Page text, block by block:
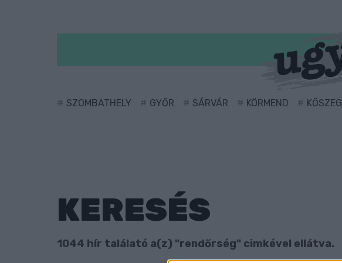
SZOMBATHELY GYŐR SÁRVÁR KÖRMEND KŐSZEG
KERESÉS
1044 hír találató a(z) "rendőrség" cimkével ellátva.